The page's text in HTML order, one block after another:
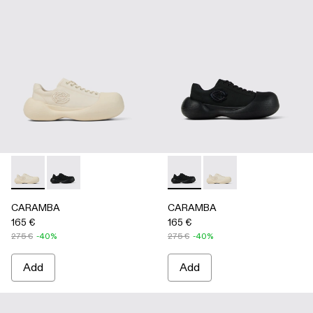
CARAMBA - A500051-002 - WHITE
CARAMBA - A500051-001 - BLACK
CARAMBA
165 €
275 € -40%
Add
CARAMBA - A500051-001 -
CARAMBA -
CARAMBA
165 €
275 € -40%
Add